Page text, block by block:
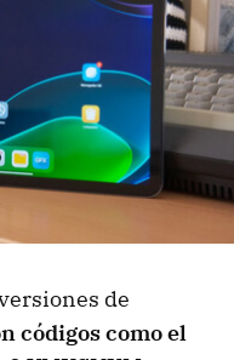
de
códigos como el